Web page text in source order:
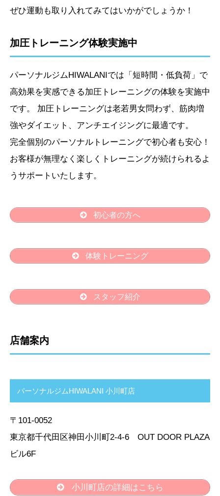
ぜひ運動も取り入れてみてはいかがでしょうか！
加圧トレーニング体験実施中
パーソナルジムHIWALANIでは「短時間・低負荷」で
高効果を実感できる加圧トレーニングの体験を実施中
です。 加圧トレーニングは老若男女問わず、筋肉増
強やダイエット、アンチエイジングに最適です。
完全個別のパーソナルトレーニングで初心者も安心！
お客様が無理なく楽しくトレーニングが続けられるよ
うサポートいたします。
初心者の方へ
体験トレーニング
スタッフ紹介
店舗案内
パーソナルジムHIWALANI 小川町店
〒101-0052
東京都千代田区神田小川町2-4-6 OUT DOOR PLAZA
ビル6F
小川町店の詳細はこちら